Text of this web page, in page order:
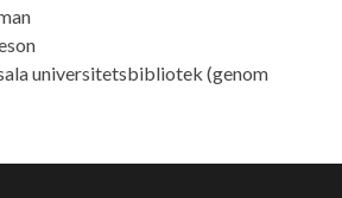
universitetsbibliotek (genom